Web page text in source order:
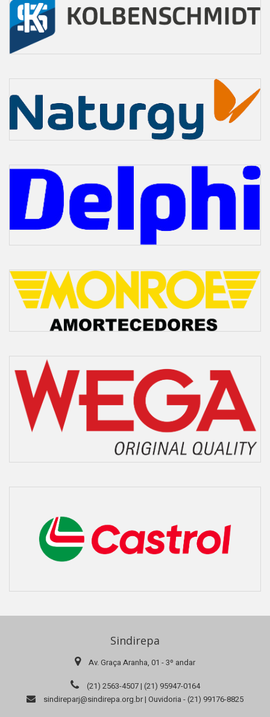
Sindirepa
Av. Graça Aranha, 01 - 3º andar
(21) 2563-4507 | (21) 95947-0164
sindireparj@sindirepa.org.br | Ouvidoria - (21) 99176-8825